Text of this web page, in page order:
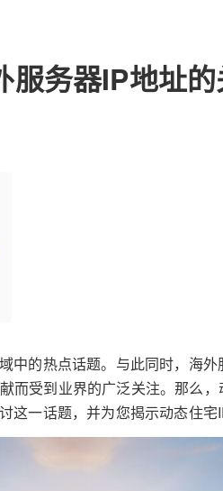
服务器IP地址
中的热点话题。与此同时，海
而受到业界的广泛关注。那么
一话题，并为您揭示动态住宅